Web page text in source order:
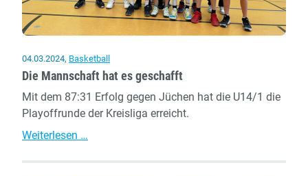
04.03.2024, Basketball
Die Mannschaft hat es geschafft
Mit dem 87:31 Erfolg gegen Jüchen hat die U14/1 die
Playoffrunde der Kreisliga erreicht.
Weiterlesen …